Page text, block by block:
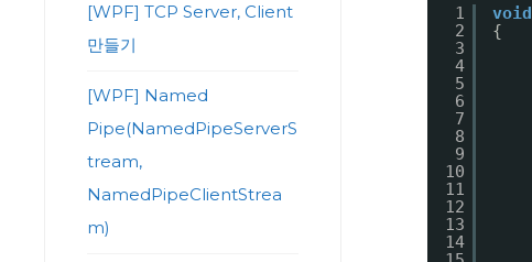
1
2
3
4
5
6
7
8
9
10
11
12
13
14
void
{
[WPF] TCP Server, Client
만들기
[WPF] Named
Pipe(NamedPipeServerS
tream,
NamedPipeClientStrea
m)